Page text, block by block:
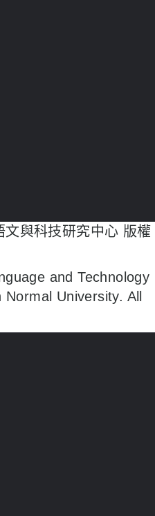
與科技研究中心 版權
and Technology
University. All